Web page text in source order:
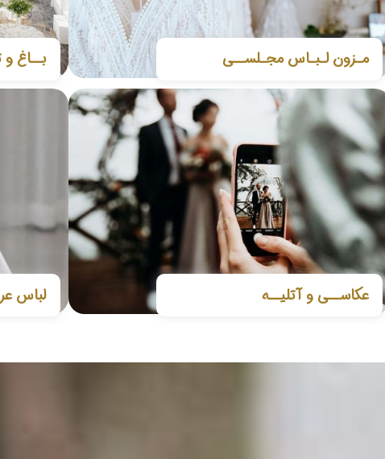
مـزون لـبـاس مجـلســی بــاغ و
عکاســی و آتلیــه لباس